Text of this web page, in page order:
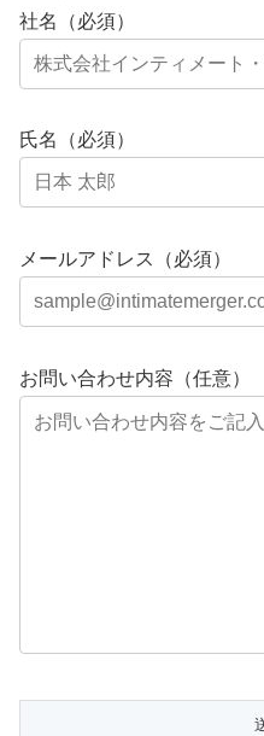
社名（必須）
氏名（必須）
メールアドレス（必須）
お問い合わせ内容（任意）